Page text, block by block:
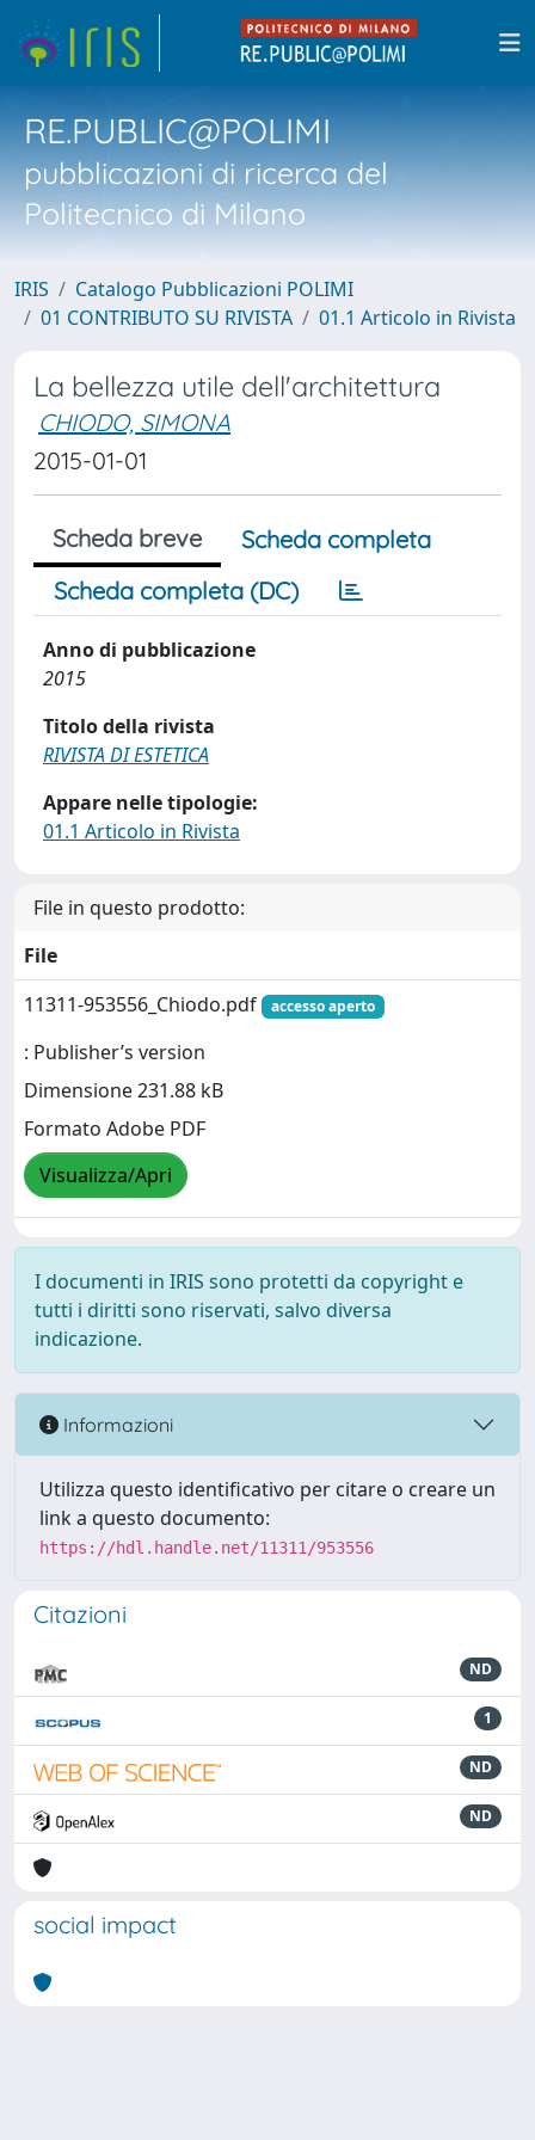
RE.PUBLIC@POLIMI
pubblicazioni di ricerca del
Politecnico di Milano
IRIS
Catalogo Pubblicazioni POLIMI
01 CONTRIBUTO SU RIVISTA
01.1 Articolo in Rivista
La bellezza utile dell'architettura
CHIODO, SIMONA
2015-01-01
Scheda breve
Scheda completa
Scheda completa (DC)
Anno di pubblicazione
2015
Titolo della rivista
RIVISTA DI ESTETICA
Appare nelle tipologie:
01.1 Articolo in Rivista
File in questo prodotto:
File
11311-953556_Chiodo.pdf
accesso aperto
: Publisher’s version
Dimensione 231.88 kB
Formato Adobe PDF
Visualizza/Apri
I documenti in IRIS sono protetti da copyright e
tutti i diritti sono riservati, salvo diversa
indicazione.
Informazioni
Utilizza questo identificativo per citare o creare un
link a questo documento:
https://hdl.handle.net/11311/953556
Citazioni
ND
1
ND
ND
social impact